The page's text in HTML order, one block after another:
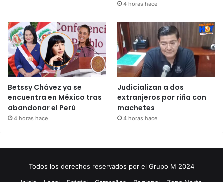
4 horas hace
Betssy Chávez ya se
encuentra en México tras
abandonar el Perú
4 horas hace
Judicializan a dos
extranjeros por riña con
machetes
4 horas hace
Todos los derechos reservados por el Grupo M 2024